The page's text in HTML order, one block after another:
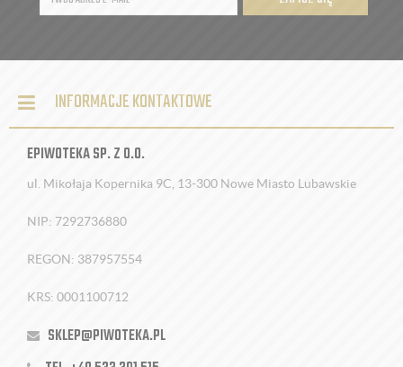
INFORMACJE KONTAKTOWE
EPIWOTEKA SP. Z O.O.
ul. Mikołaja Kopernika 9C, 13-300 Nowe Miasto Lubawskie
NIP: 7292736880
REGON: 387957554
KRS: 0001100712
SKLEP@PIWOTEKA.PL